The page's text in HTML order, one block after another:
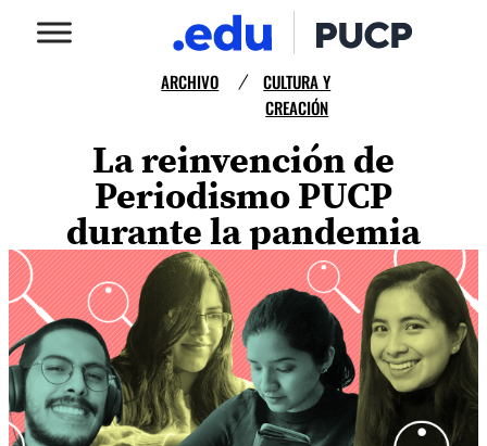
ARCHIVO /
CULTURA Y
CREACIÓN
La reinvención de
Periodismo PUCP
durante la pandemia